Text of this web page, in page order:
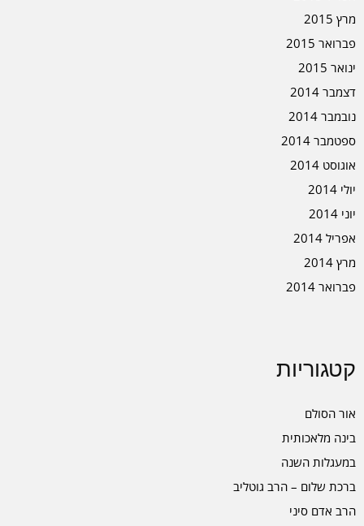
מרץ 2015
פברואר 2015
ינואר 2015
דצמבר 2014
נובמבר 2014
ספטמבר 2014
אוגוסט 2014
יולי 2014
יוני 2014
אפריל 2014
מרץ 2014
פברואר 2014
קטגוריות
אור הסולם
בינה מלאכותית
במעגלות השנה
ברכת שלום – הרב גוטליב
הרב אדם סיני